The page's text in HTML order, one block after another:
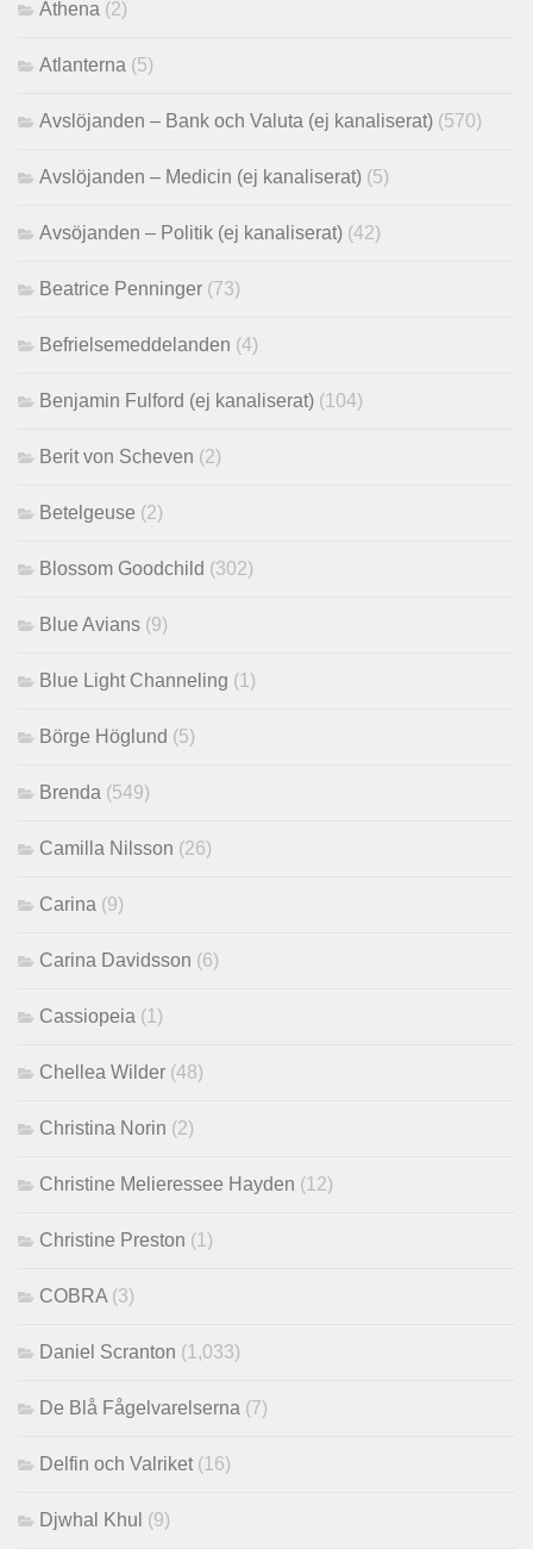
Athena (2)
Atlanterna (5)
Avslöjanden – Bank och Valuta (ej kanaliserat) (570)
Avslöjanden – Medicin (ej kanaliserat) (5)
Avsöjanden – Politik (ej kanaliserat) (42)
Beatrice Penninger (73)
Befrielsemeddelanden (4)
Benjamin Fulford (ej kanaliserat) (104)
Berit von Scheven (2)
Betelgeuse (2)
Blossom Goodchild (302)
Blue Avians (9)
Blue Light Channeling (1)
Börge Höglund (5)
Brenda (549)
Camilla Nilsson (26)
Carina (9)
Carina Davidsson (6)
Cassiopeia (1)
Chellea Wilder (48)
Christina Norin (2)
Christine Melieressee Hayden (12)
Christine Preston (1)
COBRA (3)
Daniel Scranton (1,033)
De Blå Fågelvarelserna (7)
Delfin och Valriket (16)
Djwhal Khul (9)